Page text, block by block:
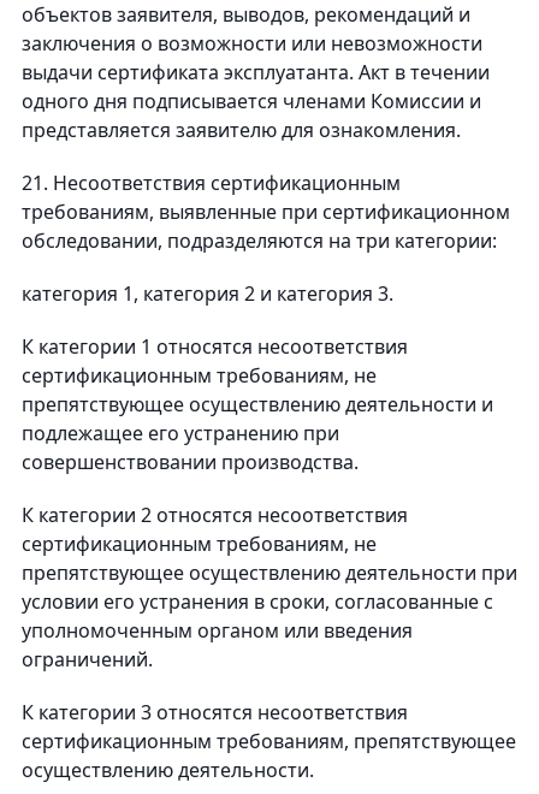
объектов заявителя, выводов, рекомендаций и
заключения о возможности или невозможности
выдачи сертификата эксплуатанта. Акт в течении
одного дня подписывается членами Комиссии и
представляется заявителю для ознакомления.
21. Несоответствия сертификационным
требованиям, выявленные при сертификационном
обследовании, подразделяются на три категории:
категория 1, категория 2 и категория 3.
К категории 1 относятся несоответствия
сертификационным требованиям, не
препятствующее осуществлению деятельности и
подлежащее его устранению при
совершенствовании производства.
К категории 2 относятся несоответствия
сертификационным требованиям, не
препятствующее осуществлению деятельности при
условии его устранения в сроки, согласованные с
уполномоченным органом или введения
ограничений.
К категории 3 относятся несоответствия
сертификационным требованиям, препятствующее
осуществлению деятельности.